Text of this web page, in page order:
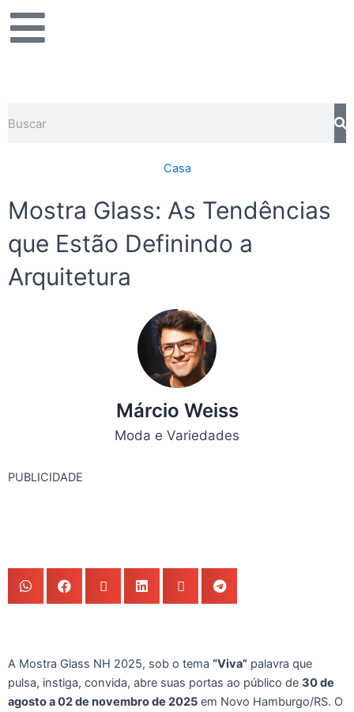
para
Casa
Mostra Glass: As Tendências
que Estão Definindo a
Arquitetura
Márcio Weiss
Moda e Variedades
PUBLICIDADE
A Mostra Glass NH 2025, sob o tema “Viva” palavra que
pulsa, instiga, convida, abre suas portas ao público de 30 de
agosto a 02 de novembro de 2025 em Novo Hamburgo/RS. O